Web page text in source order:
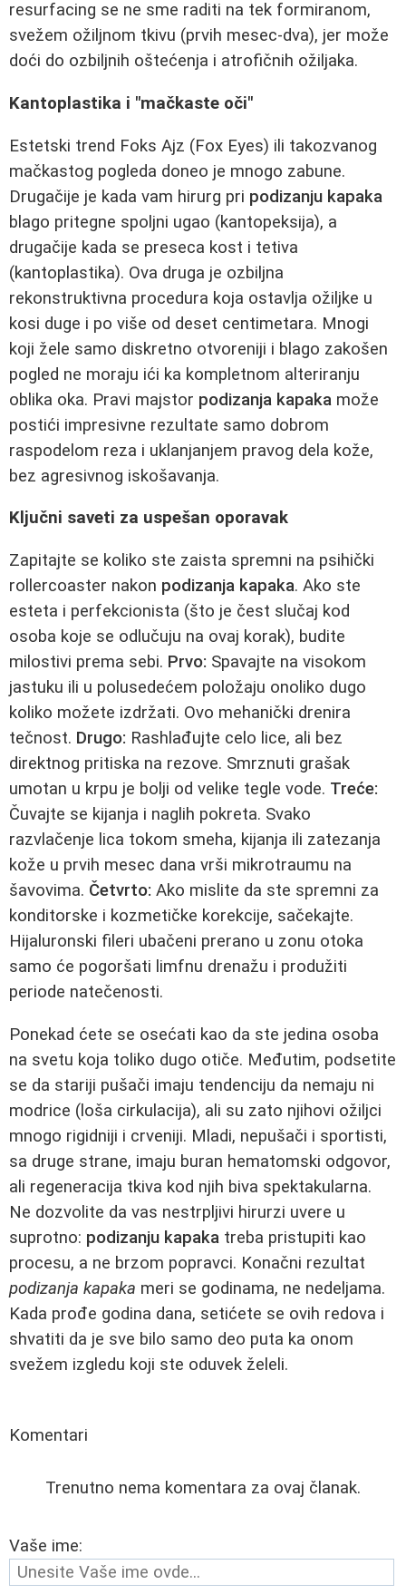
resurfacing se ne sme raditi na tek formiranom,
svežem ožiljnom tkivu (prvih mesec-dva), jer može
doći do ozbiljnih oštećenja i atrofičnih ožiljaka.
Kantoplastika i "mačkaste oči"
Estetski trend Foks Ajz (Fox Eyes) ili takozvanog
mačkastog pogleda doneo je mnogo zabune.
Drugačije je kada vam hirurg pri podizanju kapaka
blago pritegne spoljni ugao (kantopeksija), a
drugačije kada se preseca kost i tetiva
(kantoplastika). Ova druga je ozbiljna
rekonstruktivna procedura koja ostavlja ožiljke u
kosi duge i po više od deset centimetara. Mnogi
koji žele samo diskretno otvoreniji i blago zakošen
pogled ne moraju ići ka kompletnom alteriranju
oblika oka. Pravi majstor podizanja kapaka može
postići impresivne rezultate samo dobrom
raspodelom reza i uklanjanjem pravog dela kože,
bez agresivnog iskošavanja.
Ključni saveti za uspešan oporavak
Zapitajte se koliko ste zaista spremni na psihički
rollercoaster nakon podizanja kapaka. Ako ste
esteta i perfekcionista (što je čest slučaj kod
osoba koje se odlučuju na ovaj korak), budite
milostivi prema sebi. Prvo: Spavajte na visokom
jastuku ili u polusedećem položaju onoliko dugo
koliko možete izdržati. Ovo mehanički drenira
tečnost. Drugo: Rashlađujte celo lice, ali bez
direktnog pritiska na rezove. Smrznuti grašak
umotan u krpu je bolji od velike tegle vode. Treće:
Čuvajte se kijanja i naglih pokreta. Svako
razvlačenje lica tokom smeha, kijanja ili zatezanja
kože u prvih mesec dana vrši mikrotraumu na
šavovima. Četvrto: Ako mislite da ste spremni za
konditorske i kozmetičke korekcije, sačekajte.
Hijaluronski fileri ubačeni prerano u zonu otoka
samo će pogoršati limfnu drenažu i produžiti
periode natečenosti.
Ponekad ćete se osećati kao da ste jedina osoba
na svetu koja toliko dugo otiče. Međutim, podsetite
se da stariji pušači imaju tendenciju da nemaju ni
modrice (loša cirkulacija), ali su zato njihovi ožiljci
mnogo rigidniji i crveniji. Mladi, nepušači i sportisti,
sa druge strane, imaju buran hematomski odgovor,
ali regeneracija tkiva kod njih biva spektakularna.
Ne dozvolite da vas nestrpljivi hirurzi uvere u
suprotno: podizanju kapaka treba pristupiti kao
procesu, a ne brzom popravci. Konačni rezultat
podizanja kapaka meri se godinama, ne nedeljama.
Kada prođe godina dana, setićete se ovih redova i
shvatiti da je sve bilo samo deo puta ka onom
svežem izgledu koji ste oduvek želeli.
Komentari
Trenutno nema komentara za ovaj članak.
Vaše ime: